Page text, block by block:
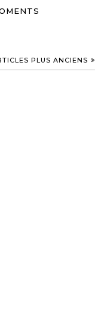
PLUS ANCIENS